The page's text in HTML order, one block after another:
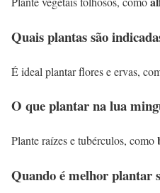
Quais plantas são
É ideal plantar flores e ervas,
O que plantar na lua
Plante raízes e tubérculos, como
Quando é melhor plantar